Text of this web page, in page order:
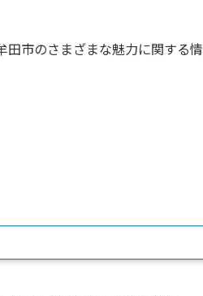
田市のさまざまな魅力に関する情